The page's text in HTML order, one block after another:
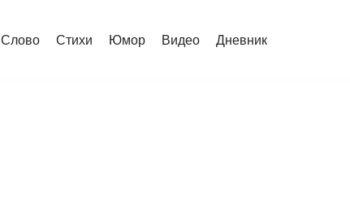
Слово Стихи Юмор Видео Дневник